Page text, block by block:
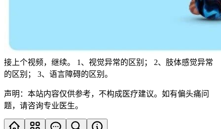
接上个视频，继续。 1、视觉异常的区别； 2、肢体感觉异常
的区别； 3、语言障碍的区别。
声明：本站内容仅供参考，不构成医疗建议。如有偏头痛问
题，请咨询专业医生。